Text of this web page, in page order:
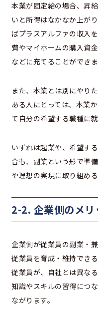
本業が固定給の場合、昇
いと所得はなかなか上が
ばプラスアルファの収入
費やマイホームの購入資
などに充てることができま
また、本業とは別にやり
ある人にとっては、本業
て自分の希望する職種に
いずれは起業や、希望す
合も、副業という形で準
や理想の実現に取り組め
2-2. 企業側のメリ
企業側が従業員の副業・
従業員を育成・維持できる
従業員が、自社とは異な
知識やスキルの習得につ
ながります。